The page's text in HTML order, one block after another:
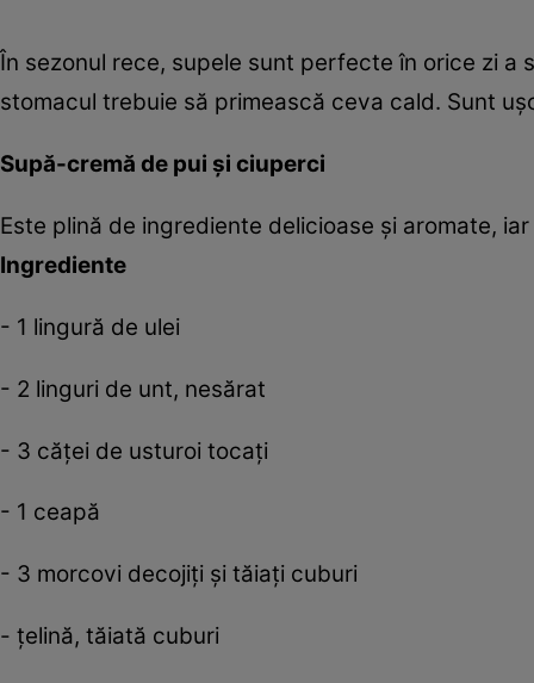
În sezonul rece, supele sunt perfecte în orice zi a
stomacul trebuie să primească ceva cald. Sunt
Supă-cremă de pui şi ciuperci
Este plină de ingrediente delicioase şi aromate,
Ingrediente
- 1 lingură de ulei
- 2 linguri de unt, nesărat
- 3 căţei de usturoi tocaţi
- 1 ceapă
- 3 morcovi decojiţi şi tăiaţi cuburi
- ţelină, tăiată cuburi